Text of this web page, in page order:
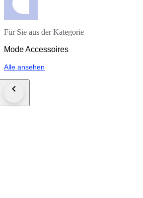
Für Sie aus der Kategorie
Mode Accessoires
Alle ansehen